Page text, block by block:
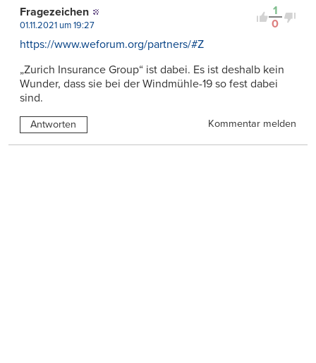
1
0
Fragezeichen
01.11.2021 um 19:27
https://www.weforum.org/partners/#Z
„Zurich Insurance Group“ ist dabei. Es ist deshalb kein
Wunder, dass sie bei der Windmühle-19 so fest dabei
sind.
Antworten Kommentar melden